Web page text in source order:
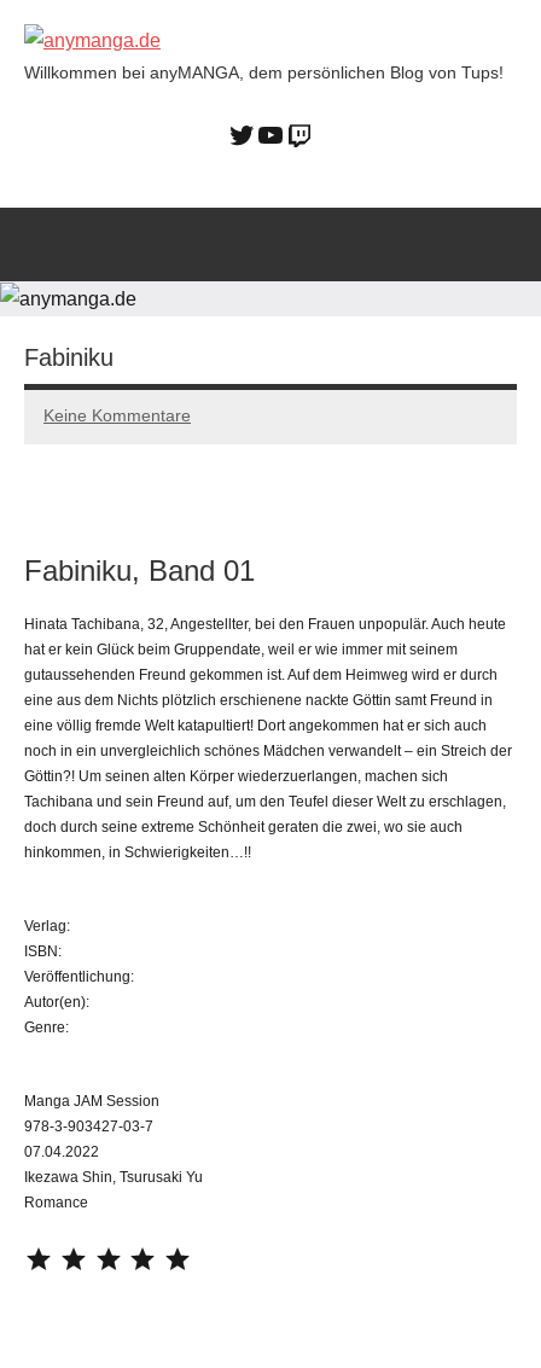
Willkommen bei anyMANGA, dem persönlichen Blog von Tups!
Fabiniku
17/10/2022
Tups
Keine Kommentare
Fabiniku, Band 01
Hinata Tachibana, 32, Angestellter, bei den Frauen unpopulär. Auch heute
hat er kein Glück beim Gruppendate, weil er wie immer mit seinem
gutaussehenden Freund gekommen ist. Auf dem Heimweg wird er durch
eine aus dem Nichts plötzlich erschienene nackte Göttin samt Freund in
eine völlig fremde Welt katapultiert! Dort angekommen hat er sich auch
noch in ein unvergleichlich schönes Mädchen verwandelt – ein Streich der
Göttin?! Um seinen alten Körper wiederzuerlangen, machen sich
Tachibana und sein Freund auf, um den Teufel dieser Welt zu erschlagen,
doch durch seine extreme Schönheit geraten die zwei, wo sie auch
hinkommen, in Schwierigkeiten…!!
Verlag:
ISBN:
Veröffentlichung:
Autor(en):
Genre:
Manga JAM Session
978-3-903427-03-7
07.04.2022
Ikezawa Shin, Tsurusaki Yu
Romance